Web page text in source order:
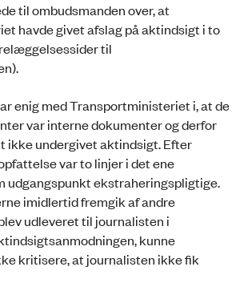
til ombudsmanden over, at
havde givet afslag på aktindsigt i to
til
enig med Transportministeriet i, at de
var interne dokumenter og derfor
ikke undergivet aktindsigt. Efter
var to linjer i det ene
udgangspunkt ekstraheringspligtige.
imidlertid fremgik af andre
udleveret til journalisten i
kunne
kritisere, at journalisten ikke fik